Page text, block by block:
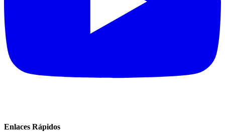
Enlaces Rápidos